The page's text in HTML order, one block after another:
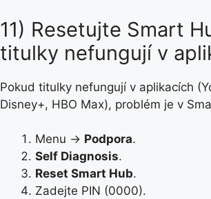
11) Resetujte Smart
titulky nefungují v
Pokud titulky nefungují v aplikacích
Disney+, HBO Max), problém je v
Menu → Podpora.
Self Diagnosis.
Reset Smart Hub.
Zadejte PIN (0000).